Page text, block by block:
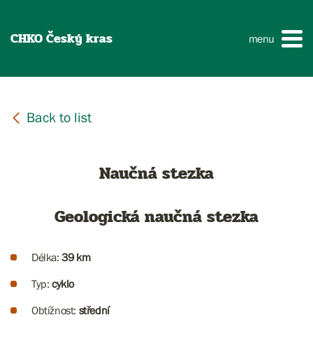
CHKO Český kras menu
Naučná stezka
Geologická naučná stezka
Délka:39 km
Typ: cyklo
Obtížnost: střední